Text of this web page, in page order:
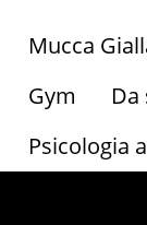
Mucca
Gym
Psicologia